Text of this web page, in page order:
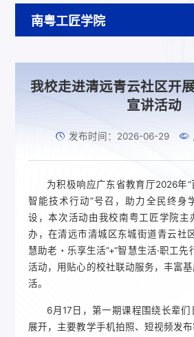
南粤工匠学院
我校走进清远青云社区开
宣讲活动
发布时间：2026-06-29
为积极响应广东省教育厅2026年
智能技术行动”号召，助力全民终身
设，本次活动由我校南粤工匠学院主
办，在清远市清城区东城街道青云社
慧助老・乐享生活”+“智慧生活·职工先
活动，用贴心的校社联动服务，丰富
活。
6月17日，第一期课程围绕长辈
展开，主要教学手机拍照、短视频发布